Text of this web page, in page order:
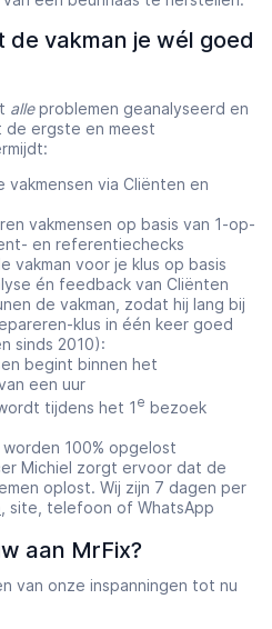
vakman je wél goed
alleproblemen geanalyseerd en
de ergste en meest
vakmensen via Cliënten en
vakmensen op basis van 1-op-
en referentiechecks
vakman voor je klus op basis
én feedback van Cliënten
de vakman, zodat hij lang bij
klus in één keer goed
sinds 2010):
begint binnen het
een uur
tijdens het 1 e bezoek
100% opgelost
Michiel zorgt ervoor dat de
oplost. Wij zijn 7 dagen per
, site, telefoon of WhatsApp
aan MrFix?
van onze inspanningen tot nu